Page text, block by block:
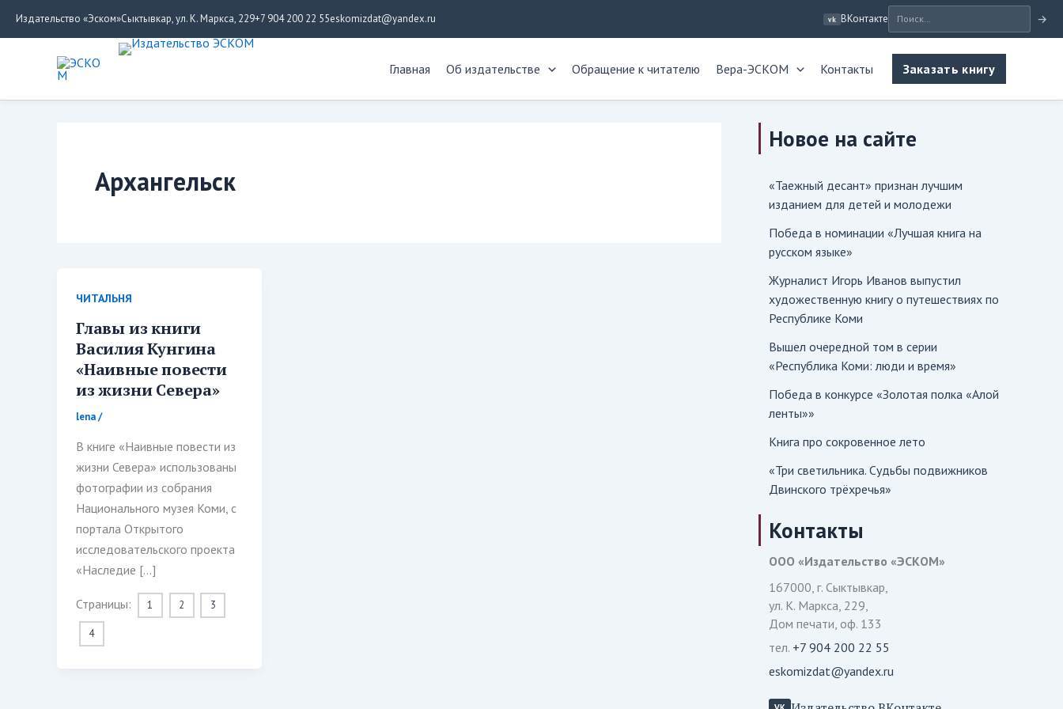
Издательство «Эском»Сыктывкар, ул. К. Маркса, 229+7 904 200 22 55eskomizdat@yandex.ru vk ВКонтакте →
Главная Об издательстве Обращение к читателю Вера-ЭСКОМ Контакты Заказать книгу
Архангельск
ЧИТАЛЬНЯ
Главы из книги
Василия Кунгина
«Наивные повести
из жизни Севера»
lena/
В книге «Наивные повести из
жизни Севера» использованы
фотографии из собрания
Национального музея Коми, с
портала Открытого
исследовательского проекта
«Наследие […]
Страницы: 1 2 3
4
Новое на сайте
«Таежный десант» признан лучшим
изданием для детей и молодежи
Победа в номинации «Лучшая книга на
русском языке»
Журналист Игорь Иванов выпустил
художественную книгу о путешествиях по
Республике Коми
Вышел очередной том в серии
«Республика Коми: люди и время»
Победа в конкурсе «Золотая полка «Алой
ленты»»
Книга про сокровенное лето
«Три светильника. Судьбы подвижников
Двинского трёхречья»
Контакты
ООО «Издательство «ЭСКОМ»
167000, г. Сыктывкар,
ул. К. Маркса, 229,
Дом печати, оф. 133
тел. +7 904 200 22 55
eskomizdat@yandex.ru